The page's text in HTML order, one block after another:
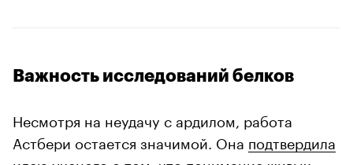
Важность исследований белков
Несмотря на неудачу с ардилом, работа
Астбери остается значимой. Она подтвердила